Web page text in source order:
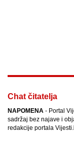
Chat čitatelja
NAPOMENA - Portal
sadržaj bez najave i
redakcije portala